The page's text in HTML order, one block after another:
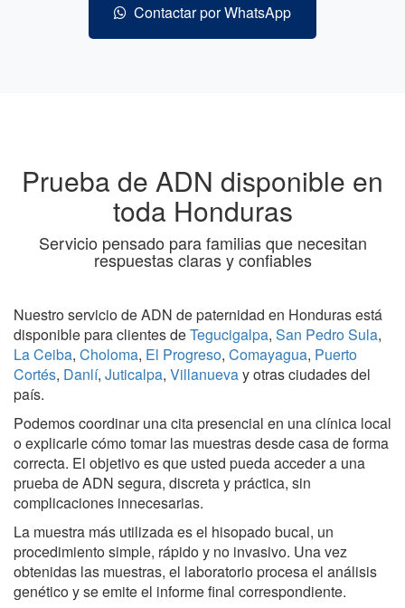
Contactar por WhatsApp
Prueba de ADN disponible en
toda Honduras
Servicio pensado para familias que necesitan
respuestas claras y confiables
Nuestro servicio de ADN de paternidad en Honduras está
disponible para clientes deTegucigalpa, San Pedro Sula,
La Ceiba, Choloma, El Progreso, Comayagua, Puerto
Cortés, Danlí, Juticalpa, Villanuevay otras ciudades del
país.
Podemos coordinar una cita presencial en una clínica local
o explicarle cómo tomar las muestras desde casa de forma
correcta. El objetivo es que usted pueda acceder a una
prueba de ADN segura, discreta y práctica, sin
complicaciones innecesarias.
La muestra más utilizada es el hisopado bucal, un
procedimiento simple, rápido y no invasivo. Una vez
obtenidas las muestras, el laboratorio procesa el análisis
genético y se emite el informe final correspondiente.